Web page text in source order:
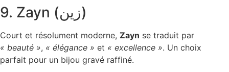
9. Zayn (زين)
Court et résolument moderne, Zayn se traduit par
« beauté », « élégance » et « excellence ». Un choix
parfait pour un bijou gravé raffiné.